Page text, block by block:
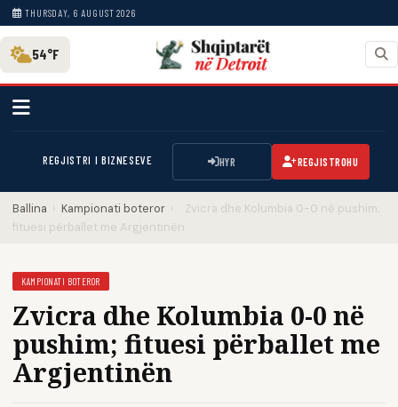
THURSDAY, 6 AUGUST 2026
54°F
REGJISTRI I BIZNESEVE HYR REGJISTROHU
Ballina › Kampionati boteror ›
Zvicra dhe Kolumbia 0-0 në pushim;
fituesi përballet me Argjentinën
KAMPIONATI BOTEROR
Zvicra dhe Kolumbia 0-0 në
pushim; fituesi përballet me
Argjentinën